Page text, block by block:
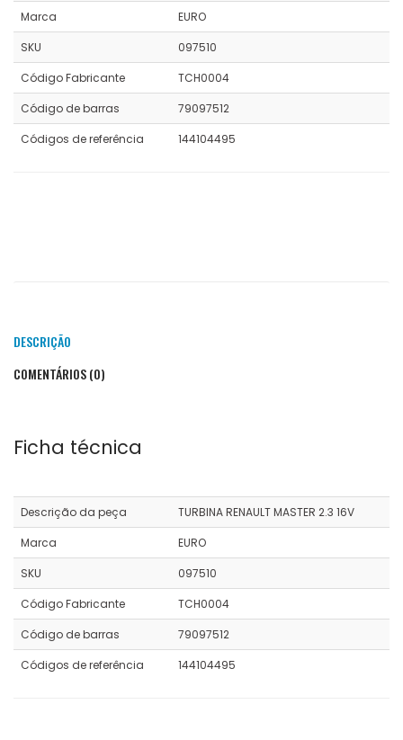
Marca
EURO
SKU
097510
Código Fabricante
TCH0004
Código de barras
79097512
Códigos de referência
144104495
DESCRIÇÃO
COMENTÁRIOS (0)
Ficha técnica
Descrição da peça
TURBINA RENAULT MASTER 2.3 16V
Marca
EURO
SKU
097510
Código Fabricante
TCH0004
Código de barras
79097512
Códigos de referência
144104495